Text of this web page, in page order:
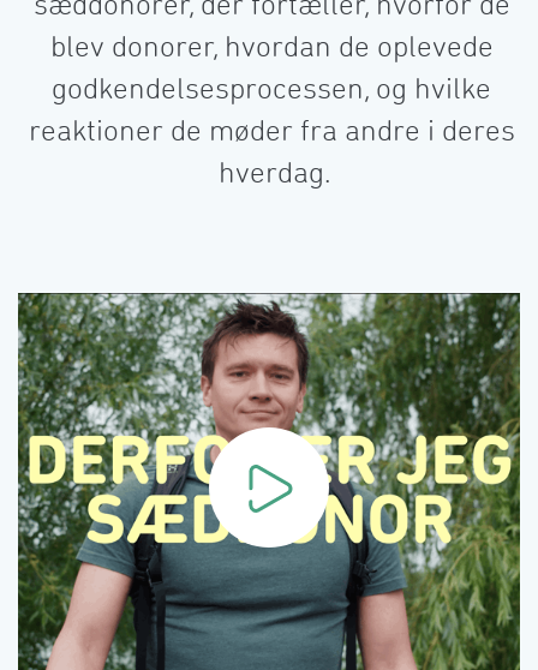
blev donorer, hvordan de oplevede
godkendelsesprocessen, og hvilke
reaktioner de møder fra andre i deres
hverdag.󠀲󠀡󠀨󠀳